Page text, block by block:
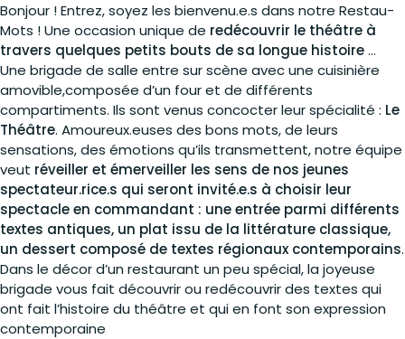
Bonjour ! Entrez, soyez les bienvenu.e.s dans notre Restau-
Mots ! Une occasion unique de redécouvrir le théâtre à
travers quelques petits bouts de sa longue histoire…
Une brigade de salle entre sur scène avec une cuisinière
amovible,composée d’un four et de différents
compartiments. Ils sont venus concocter leur spécialité : Le
Théâtre. Amoureux.euses des bons mots, de leurs
sensations, des émotions qu’ils transmettent, notre équipe
veut réveiller et émerveiller les sens de nos jeunes
spectateur.rice.s qui seront invité.e.s à choisir leur
spectacle en commandant : une entrée parmi différents
textes antiques, un plat issu de la littérature classique,
un dessert composé de textes régionaux contemporains.
Dans le décor d’un restaurant un peu spécial, la joyeuse
brigade vous fait découvrir ou redécouvrir des textes qui
ont fait l’histoire du théâtre et qui en font son expression
contemporaine